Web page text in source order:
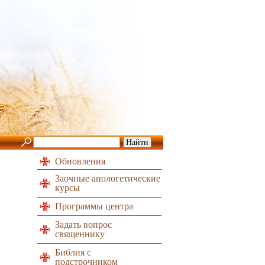
Обновления
Заочные апологетические
курсы
Программы центра
Задать вопрос
священнику
Библия с
подстрочником